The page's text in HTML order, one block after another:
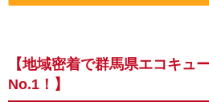
【地域密着で群馬県エコキュ
No.1！】